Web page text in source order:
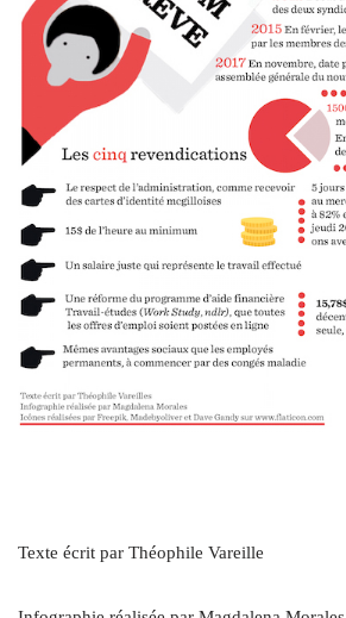
Texte écrit par Théophile Vareille